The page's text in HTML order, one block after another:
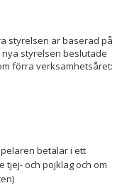
styrelsen är baserad på
styrelsen beslutade
förra verksamhetsåret:
betalar i ett
tjej- och pojklag och om